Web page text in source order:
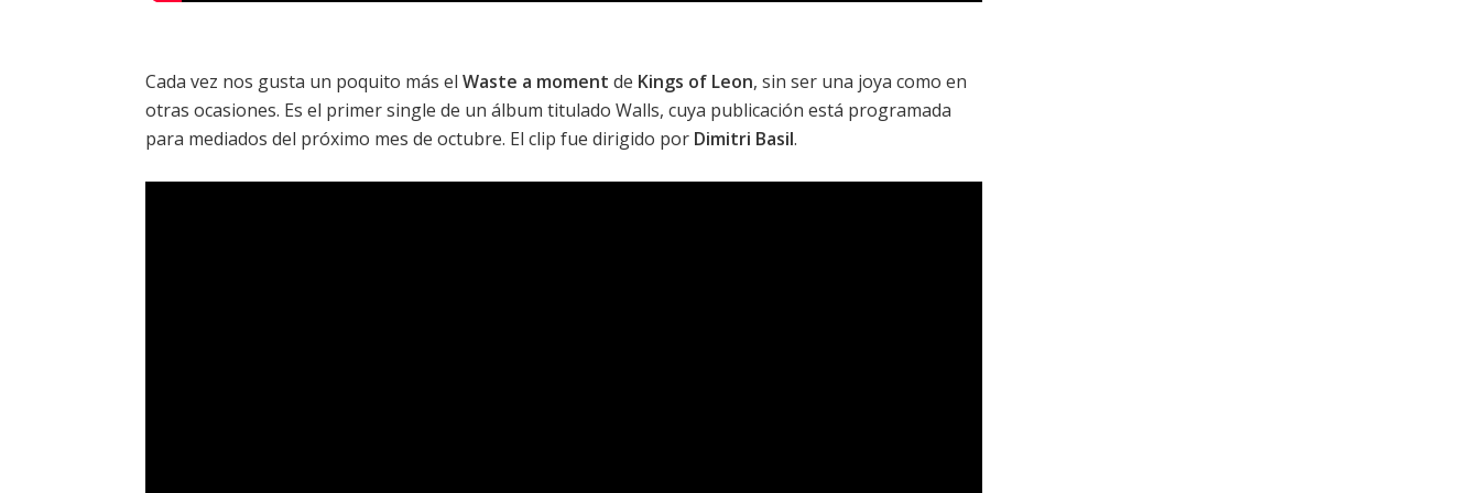
Cada vez nos gusta un poquito más el Waste a moment de Kings of Leon, sin ser una joya como en
otras ocasiones. Es el primer single de un álbum titulado Walls, cuya publicación está programada
para mediados del próximo mes de octubre. El clip fue dirigido por Dimitri Basil.